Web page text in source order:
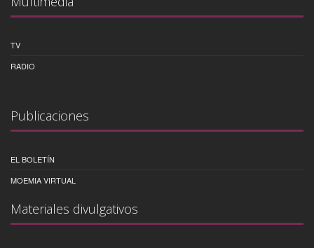
TV
RADIO
Publicaciones
EL BOLETÍN
MOEMIA VIRTUAL
Materiales divulgativos